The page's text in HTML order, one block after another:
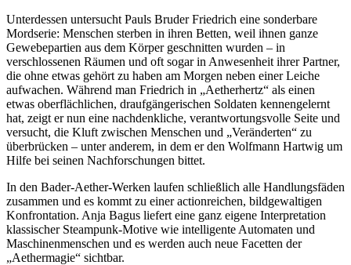
Unterdessen untersucht Pauls Bruder Friedrich eine sonderbare
Mordserie: Menschen sterben in ihren Betten, weil ihnen ganze
Gewebepartien aus dem Körper geschnitten wurden – in
verschlossenen Räumen und oft sogar in Anwesenheit ihrer Partner,
die ohne etwas gehört zu haben am Morgen neben einer Leiche
aufwachen. Während man Friedrich in „Aetherhertz“ als einen
etwas oberflächlichen, draufgängerischen Soldaten kennengelernt
hat, zeigt er nun eine nachdenkliche, verantwortungsvolle Seite und
versucht, die Kluft zwischen Menschen und „Veränderten“ zu
überbrücken – unter anderem, in dem er den Wolfmann Hartwig um
Hilfe bei seinen Nachforschungen bittet.
In den Bader-Aether-Werken laufen schließlich alle Handlungsfäden
zusammen und es kommt zu einer actionreichen, bildgewaltigen
Konfrontation. Anja Bagus liefert eine ganz eigene Interpretation
klassischer Steampunk-Motive wie intelligente Automaten und
Maschinenmenschen und es werden auch neue Facetten der
„Aethermagie“ sichtbar.